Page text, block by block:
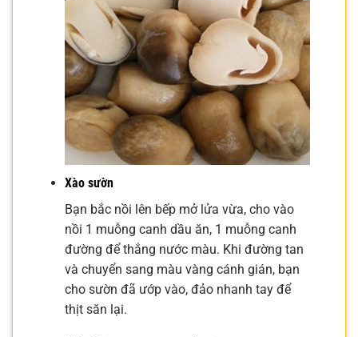
Xào sườn
Bạn bắc nồi lên bếp mở lửa vừa, cho vào
nồi 1 muỗng canh dầu ăn, 1 muỗng canh
đường để thắng nước màu. Khi đường tan
và chuyển sang màu vàng cánh gián, bạn
cho sườn đã ướp vào, đảo nhanh tay để
thịt săn lại.